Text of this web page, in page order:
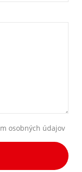
osobných údajov